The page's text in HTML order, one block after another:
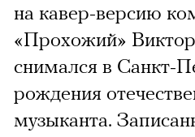
на кавер-версию
«Прохожий»
снимался в Санкт-
рождения
музыканта.